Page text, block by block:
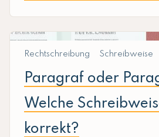
Rechtschreibung Schreibweise
Paragraf oder
Welche
korrekt?